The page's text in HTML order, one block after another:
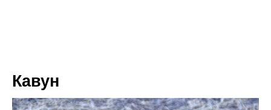
Кавун